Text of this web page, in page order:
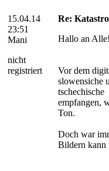
15.04.14
23:51
Mani
nicht
registriert
Re:
Hallo an Alle!
Vor dem
slowensiche
tschechische
empfangen,
Ton.
Doch war
Bildern kann